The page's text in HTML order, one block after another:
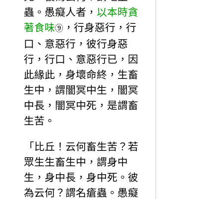
蟲。愚癡人者， 以本時貪
著食味⑨ ，行身惡行，行
口、意惡行，彼行身惡
行，行口、意惡行已，因
此緣此，身壞命終，生畜
生中，謂闇冥中生，闇冥
中長，闇冥中死，是謂畜
生苦。
「比丘！云何畜生苦？若
眾生生畜生中，謂身中
生，身中長，身中死。彼
為云何？謂名瘡蟲。愚癡